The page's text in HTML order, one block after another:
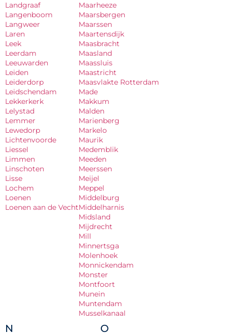
Landgraaf
Langenboom
Langweer
Laren
Leek
Leerdam
Leeuwarden
Leiden
Leiderdorp
Leidschendam
Lekkerkerk
Lelystad
Lemmer
Lewedorp
Lichtenvoorde
Liessel
Limmen
Linschoten
Lisse
Lochem
Loenen
Loenen aan de Vecht
Maarheeze
Maarsbergen
Maarssen
Maartensdijk
Maasbracht
Maasland
Maassluis
Maastricht
Maasvlakte Rotterdam
Made
Makkum
Malden
Marienberg
Markelo
Maurik
Medemblik
Meeden
Meerssen
Meijel
Meppel
Middelburg
Middelharnis
Midsland
Mijdrecht
Mill
Minnertsga
Molenhoek
Monnickendam
Monster
Montfoort
Munein
Muntendam
Musselkanaal
N O